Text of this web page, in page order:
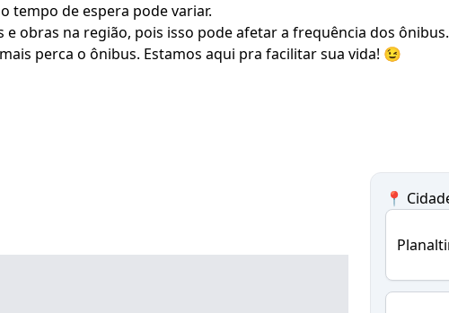
tempo de espera pode variar.
obras na região, pois isso pode afetar a frequência dos ônibus.
perca o ônibus. Estamos aqui pra facilitar sua vida! 😉
📍